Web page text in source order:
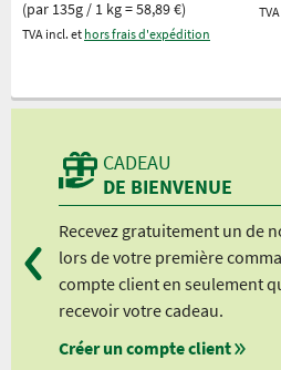
(par 135g / 1 kg = 58,89 €)
TVA incl. et hors frais d'expédition
CADEAU
DE BIENVENUE
Recevez gratuitement un de
lors de votre première
compte client en seulement
recevoir votre cadeau.
Créer un compte client